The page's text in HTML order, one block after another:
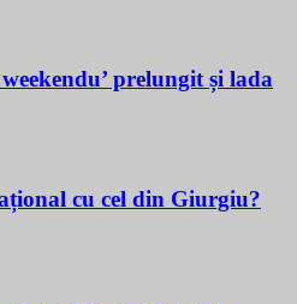
prelungit și lada
cu cel din Giurgiu?